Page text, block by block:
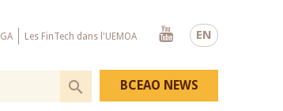
EN
Les FinTech dans l'UEMOA
Youtube
BCEAO NEWS